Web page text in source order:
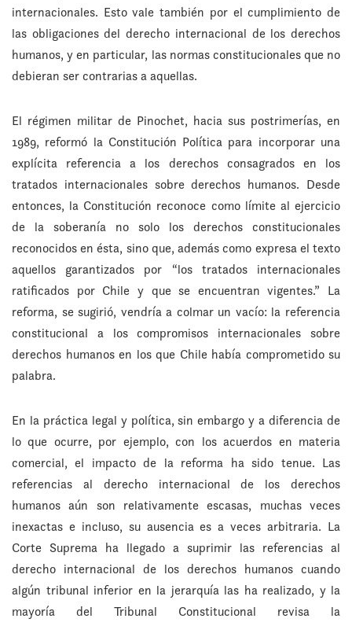
internacionales. Esto vale también por el cumplimiento de
las obligaciones del derecho internacional de los derechos
humanos, y en particular, las normas constitucionales que no
debieran ser contrarias a aquellas.
El régimen militar de Pinochet, hacia sus postrimerías, en
1989, reformó la Constitución Política para incorporar una
explícita referencia a los derechos consagrados en los
tratados internacionales sobre derechos humanos. Desde
entonces, la Constitución reconoce como límite al ejercicio
de la soberanía no solo los derechos constitucionales
reconocidos en ésta, sino que, además como expresa el texto
aquellos garantizados por “los tratados internacionales
ratificados por Chile y que se encuentran vigentes.” La
reforma, se sugirió, vendría a colmar un vacío: la referencia
constitucional a los compromisos internacionales sobre
derechos humanos en los que Chile había comprometido su
palabra.
En la práctica legal y política, sin embargo y a diferencia de
lo que ocurre, por ejemplo, con los acuerdos en materia
comercial, el impacto de la reforma ha sido tenue. Las
referencias al derecho internacional de los derechos
humanos aún son relativamente escasas, muchas veces
inexactas e incluso, su ausencia es a veces arbitraria. La
Corte Suprema ha llegado a suprimir las referencias al
derecho internacional de los derechos humanos cuando
algún tribunal inferior en la jerarquía las ha realizado, y la
mayoría del Tribunal Constitucional revisa la